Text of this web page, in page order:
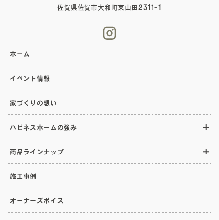
佐賀県佐賀市大和町東山田2311-1
ホーム
イベント情報
家づくりの想い
ハピネスホームの強み
商品ラインナップ
施工事例
オーナーズボイス